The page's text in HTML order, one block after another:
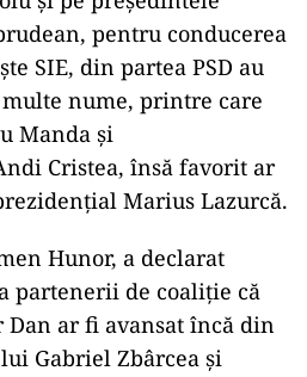
pentru conducerea
SIE, din partea PSD au
nume, printre care
Manda și
Cristea, însă favorit ar
Marius Lazurcă.
Hunor, a declarat
partenerii de coaliție că
ar fi avansat încă din
Gabriel Zbârcea și